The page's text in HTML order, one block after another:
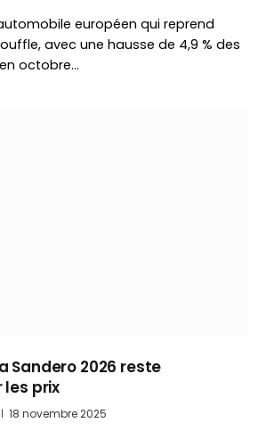
européen qui reprend
avec une hausse de 4,9 % des
octobre…
Sandero 2026 reste
prix
18 novembre 2025